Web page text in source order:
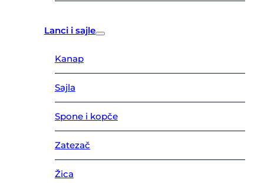
Lanci i sajle
Kanap
Sajla
Spone i kopče
Zatezač
Žica